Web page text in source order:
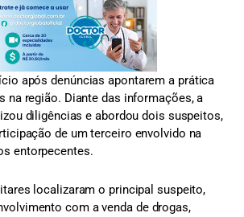
após denúncias apontarem a prática
na região. Diante das informações, a
diligências e abordou dois suspeitos,
de um terceiro envolvido na
entorpecentes.
localizaram o principal suspeito,
com a venda de drogas,